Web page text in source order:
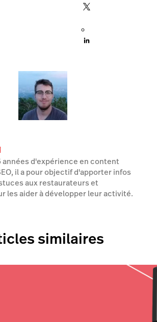
années d'expérience en content
il a pour objectif d'apporter infos
aux restaurateurs et
les aider à développer leur activité.
similaires